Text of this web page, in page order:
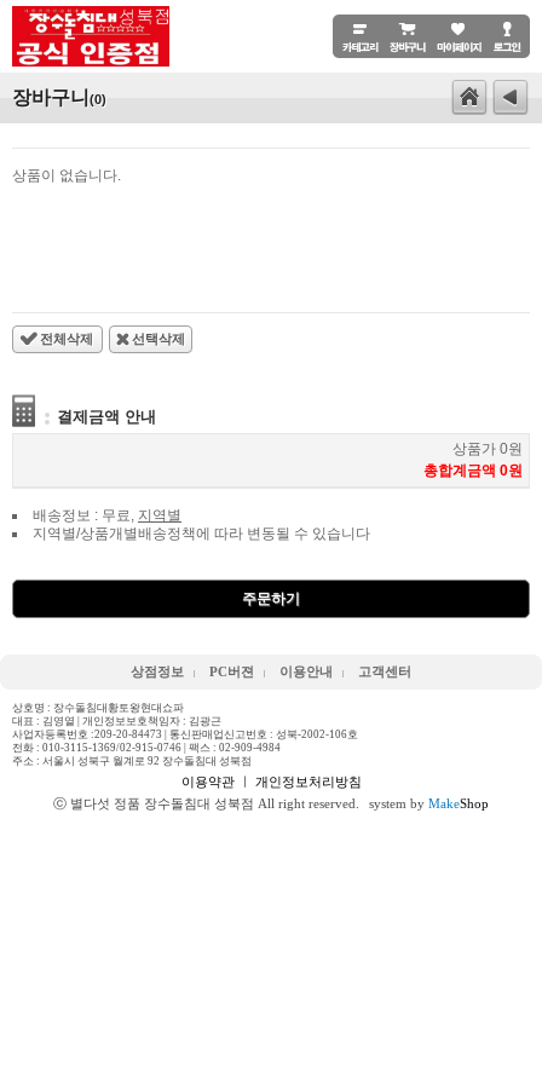
장바구니 (0)
상품이 없습니다.
전체삭제 선택삭제
결제금액 안내
상품가 0원
총합계금액 0원
배송정보 : 무료, 지역별
지역별/상품개별배송정책에 따라 변동될 수 있습니다
주문하기
상점정보 PC버젼 이용안내 고객센터
상호명 : 장수돌침대황토왕현대쇼파
대표 : 김영열 | 개인정보보호책임자 : 김광근
사업자등록번호 :209-20-84473 | 통신판매업신고번호 : 성북-2002-106호
전화 : 010-3115-1369/02-915-0746 | 팩스 : 02-909-4984
주소 : 서울시 성북구 월계로 92 장수돌침대 성북점
이용약관ㅣ 개인정보처리방침
ⓒ 별다섯 정품 장수돌침대 성북점 All right reserved.
system by MakeShop